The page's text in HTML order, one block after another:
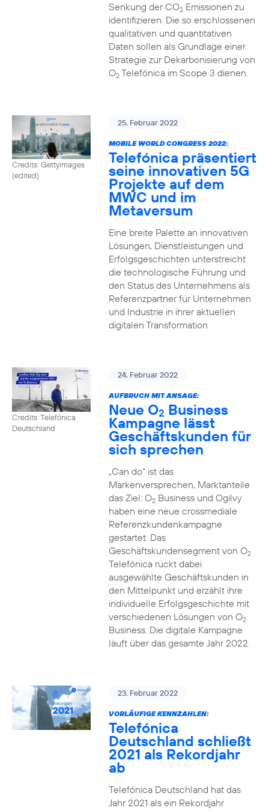
Senkung der CO2Emissionen zu
identifizieren. Die so erschlossenen
qualitativen und quantitativen
Daten sollen als Grundlage einer
Strategie zur Dekarbonisierung von
O2Telefónica im Scope 3 dienen.
Credits: Gettyimages
(edited)
25. Februar 2022
MOBILE WORLD CONGRESS 2022:
Telefónica präsentiert
seine innovativen 5G
Projekte auf dem
MWC und im
Metaversum
Eine breite Palette an innovativen
Lösungen, Dienstleistungen und
Erfolgsgeschichten unterstreicht
die technologische Führung und
den Status des Unternehmens als
Referenzpartner für Unternehmen
und Industrie in ihrer aktuellen
digitalen Transformation
Credits: Telefónica
Deutschland
24. Februar 2022
AUFBRUCH MIT ANSAGE:
Neue O2 Business
Kampagne lässt
Geschäftskunden für
sich sprechen
„Can do“ ist das
Markenversprechen, Marktanteile
das Ziel: O2Business und Ogilvy
haben eine neue crossmediale
Referenzkundenkampagne
gestartet. Das
Geschäftskundensegment von O2
Telefónica rückt dabei
ausgewählte Geschäftskunden in
den Mittelpunkt und erzählt ihre
individuelle Erfolgsgeschichte mit
verschiedenen Lösungen von O2
Business. Die digitale Kampagne
läuft über das gesamte Jahr 2022.
23. Februar 2022
VORLÄUFIGE KENNZAHLEN:
Telefónica
Deutschland schließt
2021 als Rekordjahr
ab
Telefónica Deutschland hat das
Jahr 2021 als ein Rekordjahr